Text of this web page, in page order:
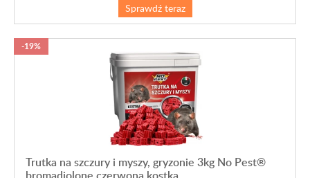
Sprawdź teraz
Trutka na szczury i myszy, gryzonie 3kg No Pest®
-19%